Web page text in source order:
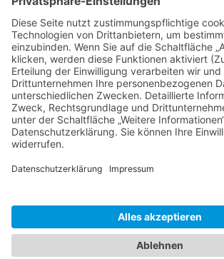
Die Menschen auf Kuba
Trinidad – Ausflüge und
Erschreckende Fakten zum